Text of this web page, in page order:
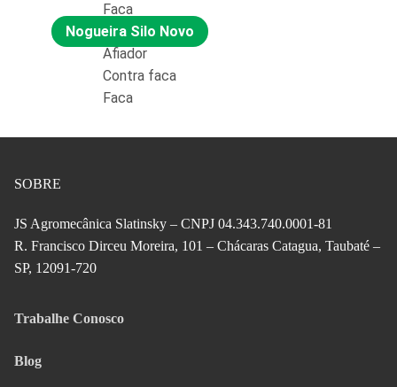
Faca
Nogueira Silo Novo
Afiador
Contra faca
Faca
SOBRE
JS Agromecânica Slatinsky – CNPJ 04.343.740.0001-81
R. Francisco Dirceu Moreira, 101 – Chácaras Catagua, Taubaté –
SP, 12091-720
Trabalhe Conosco
Blog